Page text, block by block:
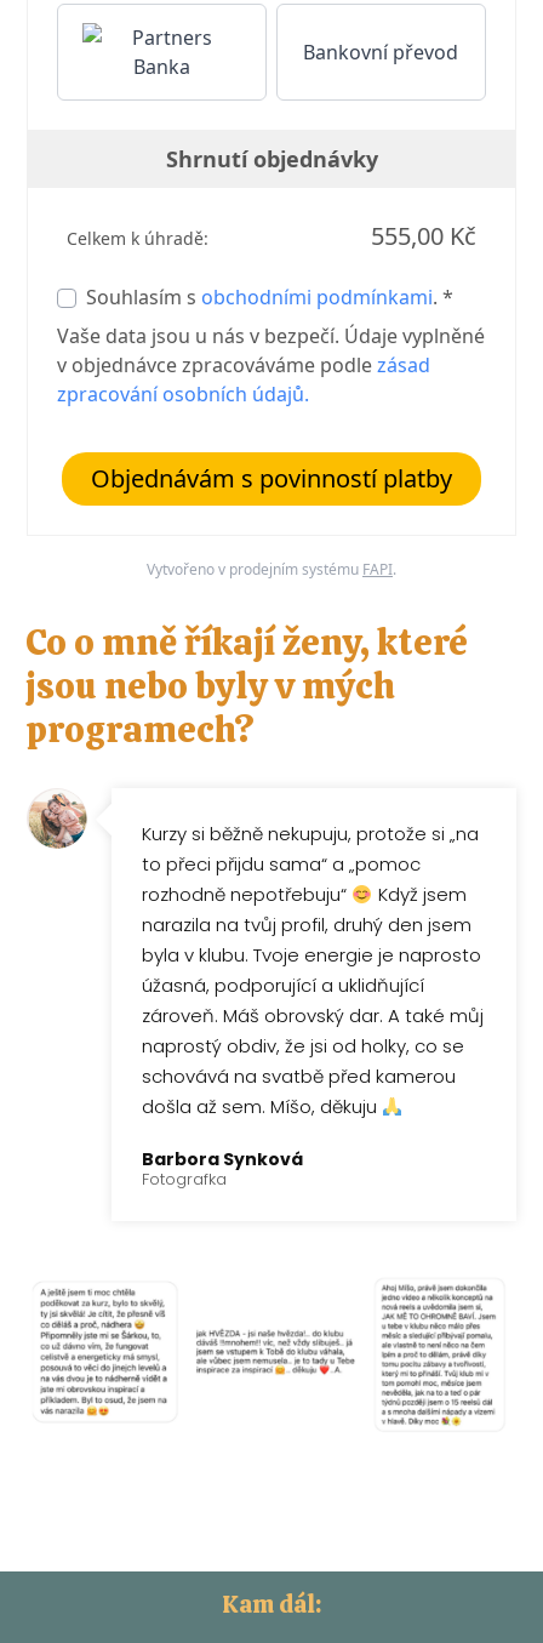
Bankovní převod
Shrnutí objednávky
Celkem k úhradě: 555,00 Kč
Souhlasím s obchodními podmínkami. *
Vaše data jsou u nás v bezpečí. Údaje vyplněné
v objednávce zpracováváme podlezásad
zpracování osobních údajů.
Objednávám s povinností platby
Vytvořeno v prodejním systému FAPI.
Co o mně říkají ženy, které
jsou nebo byly v mých
programech?
Kurzy si běžně nekupuju, protože si „na
to přeci přijdu sama“ a „pomoc
rozhodně nepotřebuju“
Když jsem
narazila na tvůj profil, druhý den jsem
byla v klubu. Tvoje energie je naprosto
úžasná, podporující a uklidňující
zároveň. Máš obrovský dar. A také můj
naprostý obdiv, že jsi od holky, co se
schovává na svatbě před kamerou
došla až sem. Míšo, děkuju
Barbora Synková
Fotografka
Kam dál: